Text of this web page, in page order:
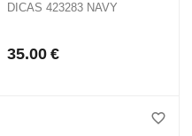
DICAS 423283 NAVY
35.00 €